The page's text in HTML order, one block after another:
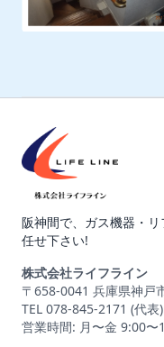
阪神間で、ガス機器・
任せ下さい!
株式会社ライフライン
〒658-0041 兵庫県神戸
TEL 078-845-2171 (代表)
営業時間: 月〜金 9:00